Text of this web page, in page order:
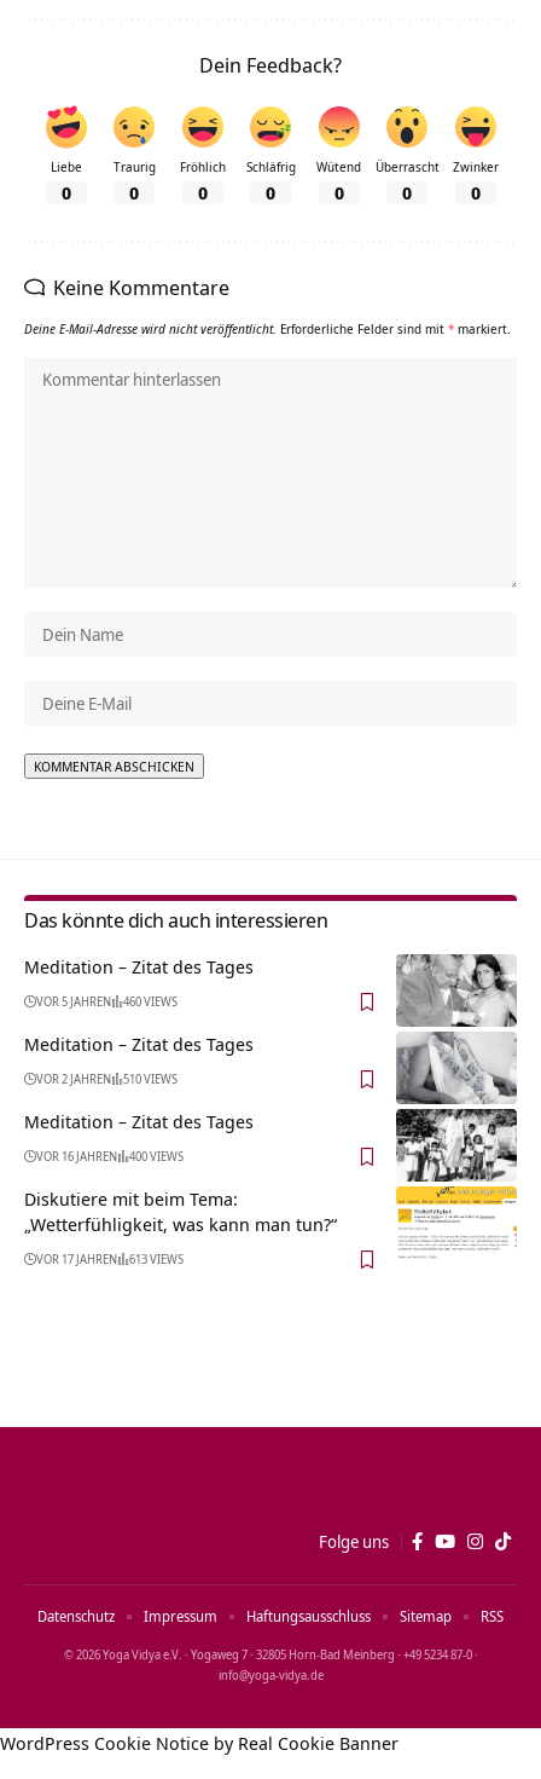
Dein Feedback?
Liebe
0
Traurig
0
Fröhlich
0
Schläfrig
0
Wütend
0
Überrascht
0
Zwinker
0
Keine Kommentare
Deine E-Mail-Adresse wird nicht veröffentlicht. Erforderliche Felder sind mit * markiert.
Das könnte dich auch interessieren
Meditation – Zitat des Tages
VOR 5 JAHREN 460 VIEWS
Meditation – Zitat des Tages
VOR 2 JAHREN 510 VIEWS
Meditation – Zitat des Tages
VOR 16 JAHREN 400 VIEWS
Diskutiere mit beim Tema:
„Wetterfühligkeit, was kann man tun?“
VOR 17 JAHREN 613 VIEWS
Folge uns
© 2026 Yoga Vidya e.V. · Yogaweg 7 · 32805 Horn‑Bad Meinberg · +49 5234 87‑0 ·
info@yoga‑vidya.de
Datenschutz Impressum Haftungsausschluss Sitemap RSS
WordPress Cookie Notice by Real Cookie Banner